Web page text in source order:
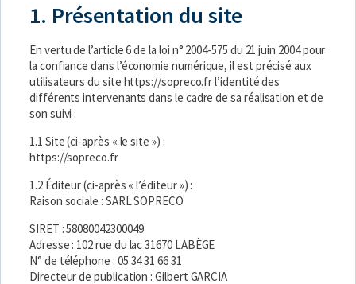
1. Présentation du site
En vertu de l’article 6 de la loi n° 2004-575 du 21 juin 2004 pour
la confiance dans l’économie numérique, il est précisé aux
utilisateurs du site https://sopreco.frl’identité des
différents intervenants dans le cadre de sa réalisation et de
son suivi :
1.1 Site (ci-après « le site ») :
https://sopreco.fr
1.2 Éditeur (ci-après « l’éditeur ») :
Raison sociale : SARL SOPRECO
SIRET : 58080042300049
Adresse : 102 rue du lac 31670 LABÈGE
N° de téléphone : 05 34 31 66 31
Directeur de publication : Gilbert GARCIA